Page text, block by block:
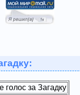
голос за Загадку